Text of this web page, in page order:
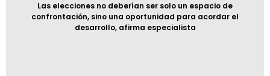
Las elecciones no deberían ser solo un espacio de
confrontación, sino una oportunidad para acordar el
desarrollo, afirma especialista